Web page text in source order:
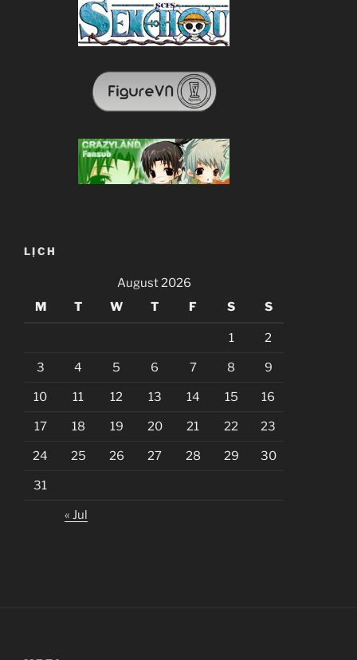
LỊCH
August 2026
M
T W T F S S
1 2
3 4 5 6 7 8 9
10 11 12 13 14 15 16
17 18 19 20 21 22 23
24 25 26 27 28 29 30
31
« Jul